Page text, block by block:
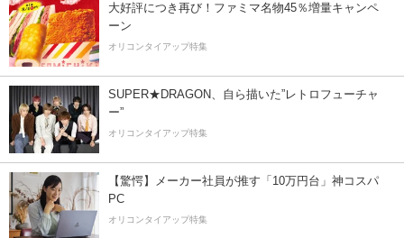
大好評につき再び！ファミマ名物45％増量キャンペ
ーン
オリコンタイアップ特集
SUPER★DRAGON、自ら描いた”レトロフューチャ
ー”
オリコンタイアップ特集
【驚愕】メーカー社員が推す「10万円台」神コスパ
PC
オリコンタイアップ特集